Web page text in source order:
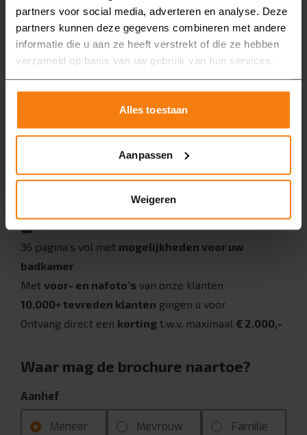
partners voor social media, adverteren en analyse. Deze
partners kunnen deze gegevens combineren met andere
informatie die u aan ze heeft verstrekt of die ze hebben
verzameld op basis van uw gebruik van hun services.
Alles toestaan
Aanpassen
Weigeren
Ja, ik ontvang graag de
gratis brochure!
36 pagina’s vol met mogelijkheden voor uw
badkamer
Met voor- en nafoto’s van onze klanten
10.000+ tevreden klanten gingen u voor
Ontvang direct een korting t.w.v. maximaal € 2.000,-
Waar mag de brochure naartoe?
Aanhef
Meneer Mevrouw Familie